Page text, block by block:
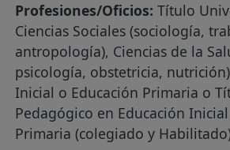
Profesiones/Oficios: Título
Ciencias Sociales (sociología,
antropología), Ciencias de la
psicología, obstetricia,
Inicial o Educación Primaria o
Pedagógico en Educación
Primaria (colegiado y